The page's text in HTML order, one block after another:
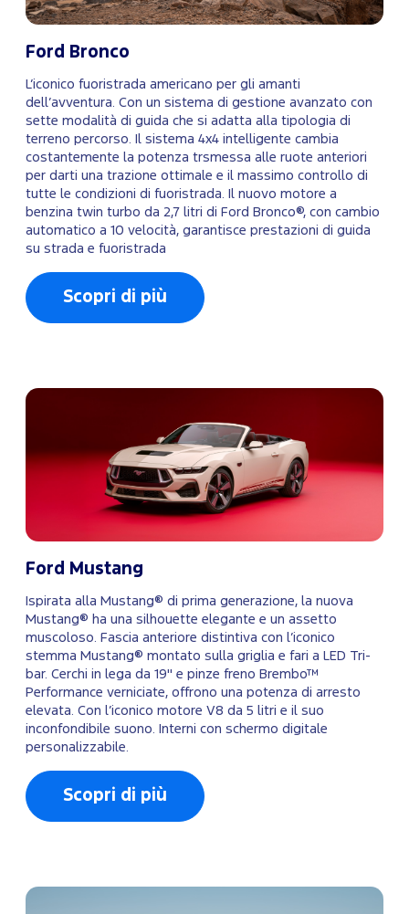
Ford Bronco
L’iconico fuoristrada americano per gli amanti
dell’avventura. Con un sistema di gestione avanzato con
sette modalità di guida che si adatta alla tipologia di
terreno percorso. Il sistema 4x4 intelligente cambia
costantemente la potenza trsmessa alle ruote anteriori
per darti una trazione ottimale e il massimo controllo di
tutte le condizioni di fuoristrada. Il nuovo motore a
benzina twin turbo da 2,7 litri di Ford Bronco®, con cambio
automatico a 10 velocità, garantisce prestazioni di guida
su strada e fuoristrada
Scopri di più
Ford Mustang
Ispirata alla Mustang® di prima generazione, la nuova
Mustang® ha una silhouette elegante e un assetto
muscoloso. Fascia anteriore distintiva con l’iconico
stemma Mustang® montato sulla griglia e fari a LED Tri-
bar. Cerchi in lega da 19" e pinze freno Brembo™
Performance verniciate, offrono una potenza di arresto
elevata. Con l’iconico motore V8 da 5 litri e il suo
inconfondibile suono. Interni con schermo digitale
personalizzabile.
Scopri di più